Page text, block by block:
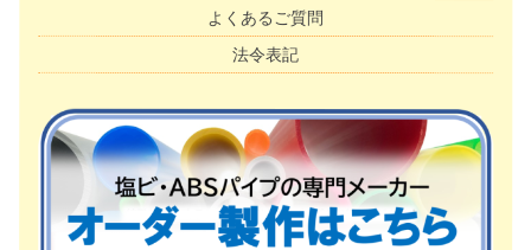
よくあるご質問
法令表記